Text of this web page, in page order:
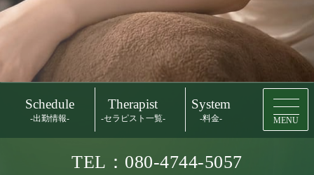
Schedule
-出勤情報-
Therapist
-セラピスト一覧-
System
-料金- MENU
TEL：080-4744-5057